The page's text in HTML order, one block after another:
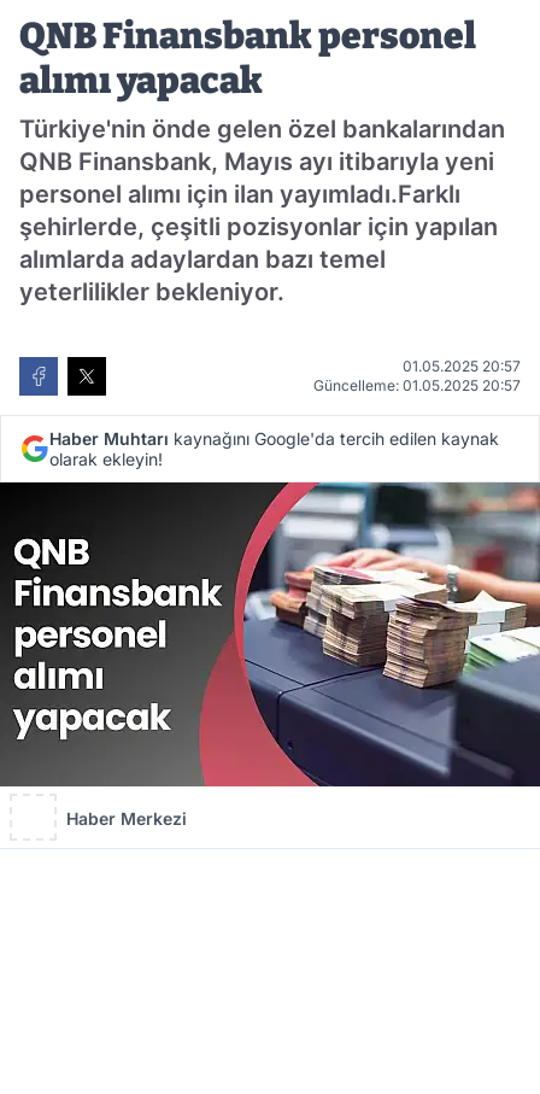
QNB Finansbank personel
alımı yapacak
Türkiye'nin önde gelen özel bankalarından
QNB Finansbank, Mayıs ayı itibarıyla yeni
personel alımı için ilan yayımladı.Farklı
şehirlerde, çeşitli pozisyonlar için yapılan
alımlarda adaylardan bazı temel
yeterlilikler bekleniyor.
01.05.2025 20:57
Güncelleme: 01.05.2025 20:57
Haber Muhtarı kaynağını Google'da tercih edilen kaynak
olarak ekleyin!
Haber Merkezi